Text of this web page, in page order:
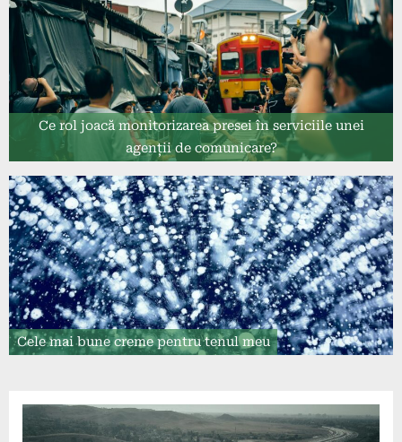
Ce rol joacă monitorizarea presei în serviciile unei
agenții de comunicare?
Cele mai bune creme pentru tenul meu